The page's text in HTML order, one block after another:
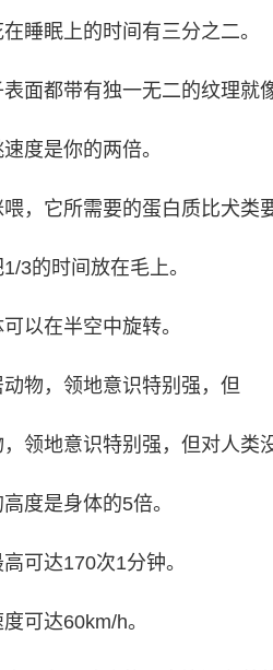
睡眠上的时间有三分之二。
面都带有独一无二的纹理就
度是你的两倍。
，它所需要的蛋白质比犬类
3的时间放在毛上。
以在半空中旋转。
物，领地意识特别强，但
领地意识特别强，但对人类
度是身体的5倍。
可达170次1分钟。
可达60km/h。